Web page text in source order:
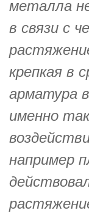
металла
в связи с
крепкая в
арматура
именно
например